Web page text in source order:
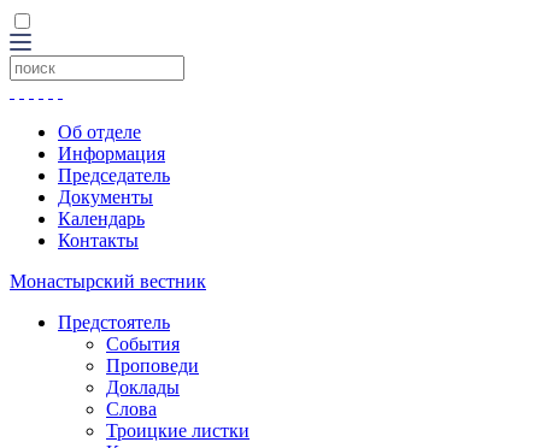
Об отделе
Информация
Председатель
Документы
Календарь
Контакты
Монастырский вестник
Предстоятель
События
Проповеди
Доклады
Слова
Троицкие листки